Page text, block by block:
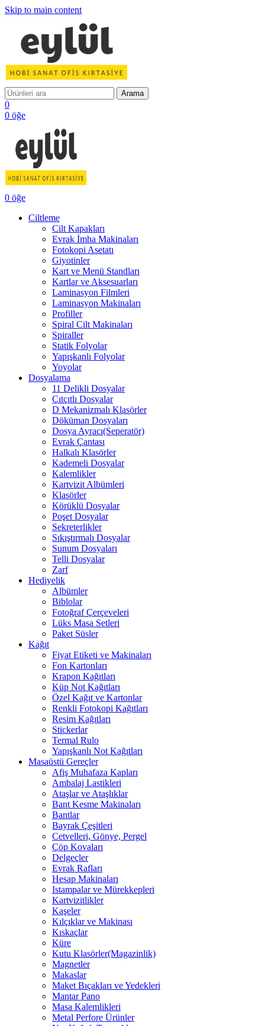
Skip to main content
Arama
0
0 öğe
0 öğe
Ciltleme
Cilt Kapakları
Evrak İmha Makinaları
Fotokopi Asetatı
Giyotinler
Kart ve Menü Standları
Kartlar ve Aksesuarları
Laminasyon Filmleri
Laminasyon Makinaları
Profiller
Spiral Cilt Makinaları
Spiraller
Statik Folyolar
Yapışkanlı Folyolar
Yoyolar
Dosyalama
11 Delikli Dosyalar
Çıtçıtlı Dosyalar
D Mekanizmalı Klasörler
Döküman Dosyaları
Dosya Ayracı(Seperatör)
Evrak Çantası
Halkalı Klasörler
Kademeli Dosyalar
Kalemlikler
Kartvizit Albümleri
Klasörler
Körüklü Dosyalar
Poşet Dosyalar
Sekreterlikler
Sıkıştırmalı Dosyalar
Sunum Dosyaları
Telli Dosyalar
Zarf
Hediyelik
Albümler
Biblolar
Fotoğraf Çerçeveleri
Lüks Masa Setleri
Paket Süsler
Kağıt
Fiyat Etiketi ve Makinaları
Fon Kartonları
Krapon Kağıtları
Küp Not Kağıtları
Özel Kağıt ve Kartonlar
Renkli Fotokopi Kağıtları
Resim Kağıtları
Stickerlar
Termal Rulo
Yapışkanlı Not Kağıtları
Masaüstü Gereçler
Afiş Muhafaza Kapları
Ambalaj Lastikleri
Ataşlar ve Ataşlıklar
Bant Kesme Makinaları
Bantlar
Bayrak Çeşitleri
Cetvelleri, Gönye, Pergel
Çöp Kovaları
Delgeçler
Evrak Rafları
Hesap Makinaları
Istampalar ve Mürekkepleri
Kartvizitlikler
Kaşeler
Kılçıklar ve Makinası
Kıskaçlar
Küre
Kutu Klasörler(Magazinlik)
Magnetler
Makaslar
Maket Bıçakları ve Yedekleri
Mantar Pano
Masa Kalemlikleri
Metal Perfore Ürünler